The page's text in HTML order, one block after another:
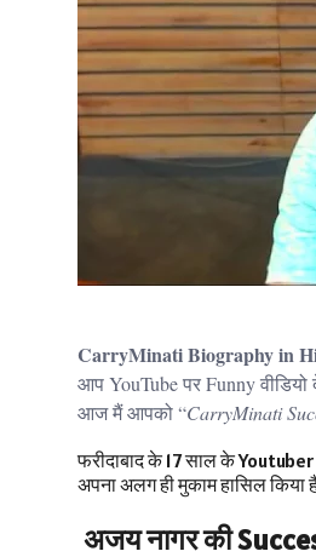
CarryMinati Biography in
आप YouTube पर Funny
आज मैं आपको “CarryMinati
फरीदाबाद के 17 साल के
अपना अलग ही मुकाम हासिल
अजय नागर की